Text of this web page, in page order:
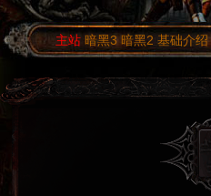
主站 暗黑3 暗黑2 基础介绍